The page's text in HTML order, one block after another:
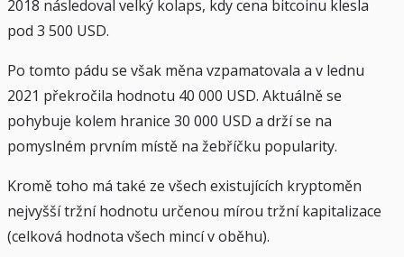
2018 následoval velký kolaps, kdy cena bitcoinu klesla
pod 3 500 USD.
Po tomto pádu se však měna vzpamatovala a v lednu
2021 překročila hodnotu 40 000 USD. Aktuálně se
pohybuje kolem hranice 30 000 USD a drží se na
pomyslném prvním místě na žebříčku popularity.
Kromě toho má také ze všech existujících kryptoměn
nejvyšší tržní hodnotu určenou mírou tržní kapitalizace
(celková hodnota všech mincí v oběhu).